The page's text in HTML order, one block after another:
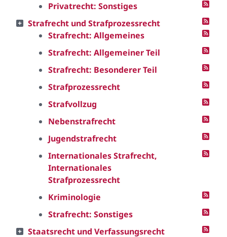
Privatrecht: Sonstiges
Strafrecht und Strafprozessrecht
Strafrecht: Allgemeines
Strafrecht: Allgemeiner Teil
Strafrecht: Besonderer Teil
Strafprozessrecht
Strafvollzug
Nebenstrafrecht
Jugendstrafrecht
Internationales Strafrecht,
Internationales
Strafprozessrecht
Kriminologie
Strafrecht: Sonstiges
Staatsrecht und Verfassungsrecht